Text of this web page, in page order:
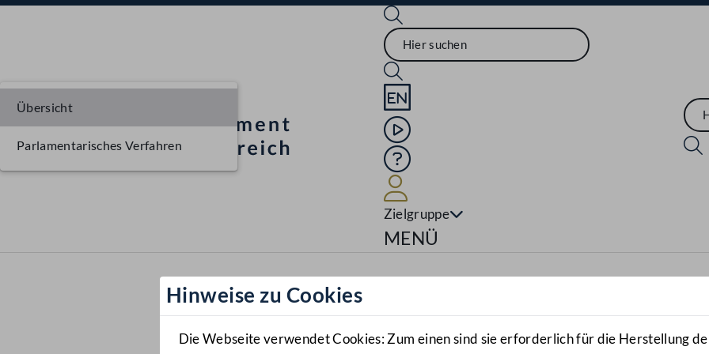
Sprache English
Mediathek
Hilfe
Zielgruppe
Navigationsmenü öffnen
MENÜ
Hinweise zu Cookies
Die Webseite verwendet Cookies: Zum einen sind sie erforderlich für die Herstellung
Übersicht
Parlamentarisches Verfahren